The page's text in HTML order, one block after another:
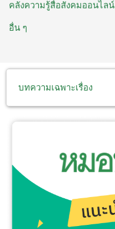
คลังความรู้สื่อสังคมออนไลน์
อื่น ๆ
บทความเฉพาะเรื่อง